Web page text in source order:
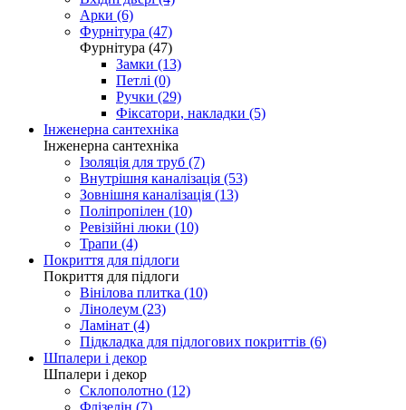
Арки (6)
Фурнітура (47)
Фурнітура (47)
Замки (13)
Петлі (0)
Ручки (29)
Фіксатори, накладки (5)
Інженерна сантехніка
Інженерна сантехніка
Ізоляція для труб (7)
Внутрішня каналізація (53)
Зовнішня каналізація (13)
Поліпропілен (10)
Ревізійні люки (10)
Трапи (4)
Покриття для підлоги
Покриття для підлоги
Вінілова плитка (10)
Лінолеум (23)
Ламінат (4)
Підкладка для підлогових покриттів (6)
Шпалери і декор
Шпалери і декор
Склополотно (12)
Флізелін (7)